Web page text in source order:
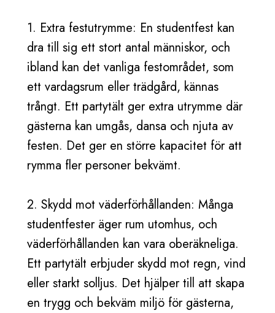
1. Extra festutrymme: En studentfest kan
dra till sig ett stort antal människor, och
ibland kan det vanliga festområdet, som
ett vardagsrum eller trädgård, kännas
trångt. Ett partytält ger extra utrymme där
gästerna kan umgås, dansa och njuta av
festen. Det ger en större kapacitet för att
rymma fler personer bekvämt.
2. Skydd mot väderförhållanden: Många
studentfester äger rum utomhus, och
väderförhållanden kan vara oberäkneliga.
Ett partytält erbjuder skydd mot regn, vind
eller starkt solljus. Det hjälper till att skapa
en trygg och bekväm miljö för gästerna,